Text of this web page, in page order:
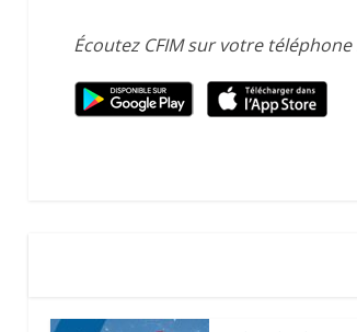
Écoutez CFIM sur votre